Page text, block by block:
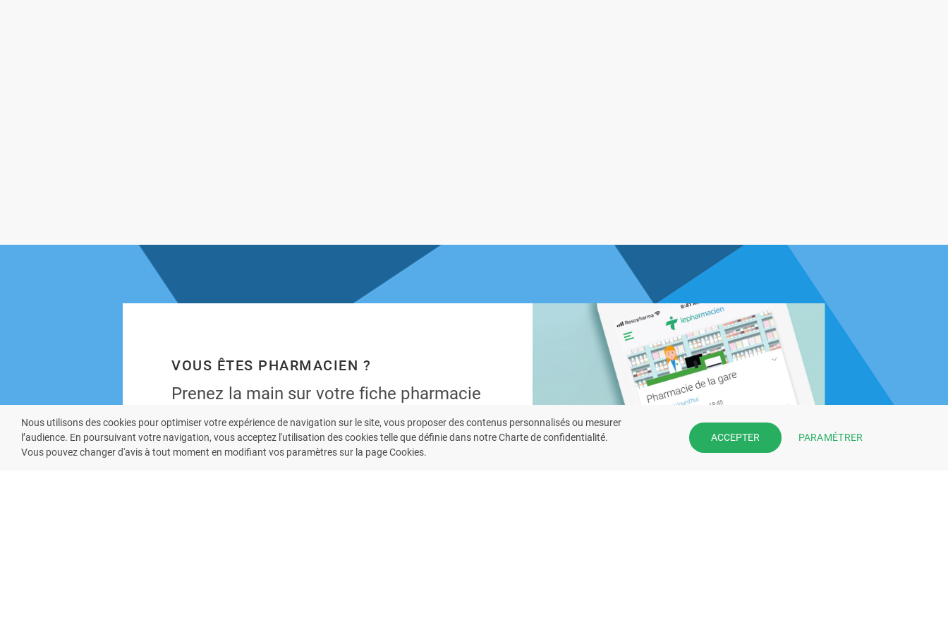
VOUS ÊTES PHARMACIEN ?
Prenez la main sur votre fiche pharmacie
et offrez à vos patient l’application
mobile de votre pharmacie.
Rejoignez notre dispositif et bénéficiez de nos fonctionnalités
Nous utilisons des cookies pour optimiser votre expérience de navigation sur le site, vous proposer des contenus personnalisés ou mesurer
l’audience. En poursuivant votre navigation, vous acceptez l'utilisation des cookies telle que définie dans notre Charte de confidentialité.
Vous pouvez changer d'avis à tout moment en modifiant vos paramètres sur la page Cookies.
ACCEPTER PARAMÉTRER